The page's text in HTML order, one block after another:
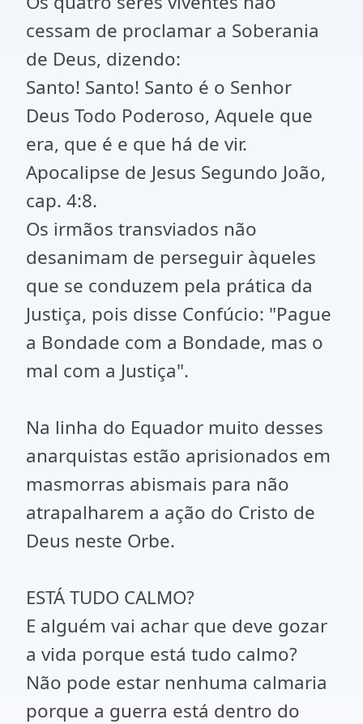
cessam de proclamar a Soberania
de Deus, dizendo:
Santo! Santo! Santo é o Senhor
Deus Todo Poderoso, Aquele que
era, que é e que há de vir.
Apocalipse de Jesus Segundo João,
cap. 4:8.
Os irmãos transviados não
desanimam de perseguir àqueles
que se conduzem pela prática da
Justiça, pois disse Confúcio: "Pague
a Bondade com a Bondade, mas o
mal com a Justiça".
Na linha do Equador muito desses
anarquistas estão aprisionados em
masmorras abismais para não
atrapalharem a ação do Cristo de
Deus neste Orbe.
ESTÁ TUDO CALMO?
E alguém vai achar que deve gozar
a vida porque está tudo calmo?
Não pode estar nenhuma calmaria
porque a guerra está dentro do